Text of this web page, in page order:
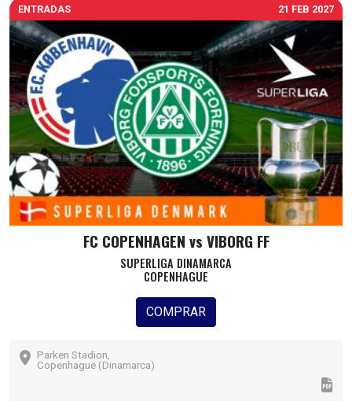
ENTRADAS 21 FEB 2027
FC COPENHAGEN vs VIBORG FF
SUPERLIGA DINAMARCA
COPENHAGUE
COMPRAR
Parken Stadion,
Copenhague (Dinamarca)